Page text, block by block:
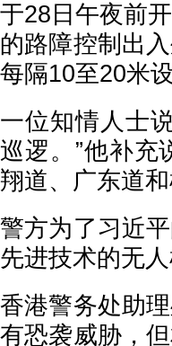
于28日午夜前
的路障控制出
每隔10至20米
一位知情人士
巡逻。”他补充
翔道、广东道
警方为了习近
先进技术的无
香港警务处助
有恐袭威胁，